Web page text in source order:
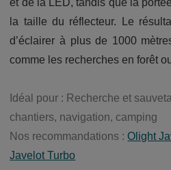
la taille du réflecteur. Le
d’éclairer à plus de 1000
comme les recherches en forêt
Idéal pour : Recherche et
chantiers, navigation, camping
Nos recommandations :Olight
Javelot Turbo